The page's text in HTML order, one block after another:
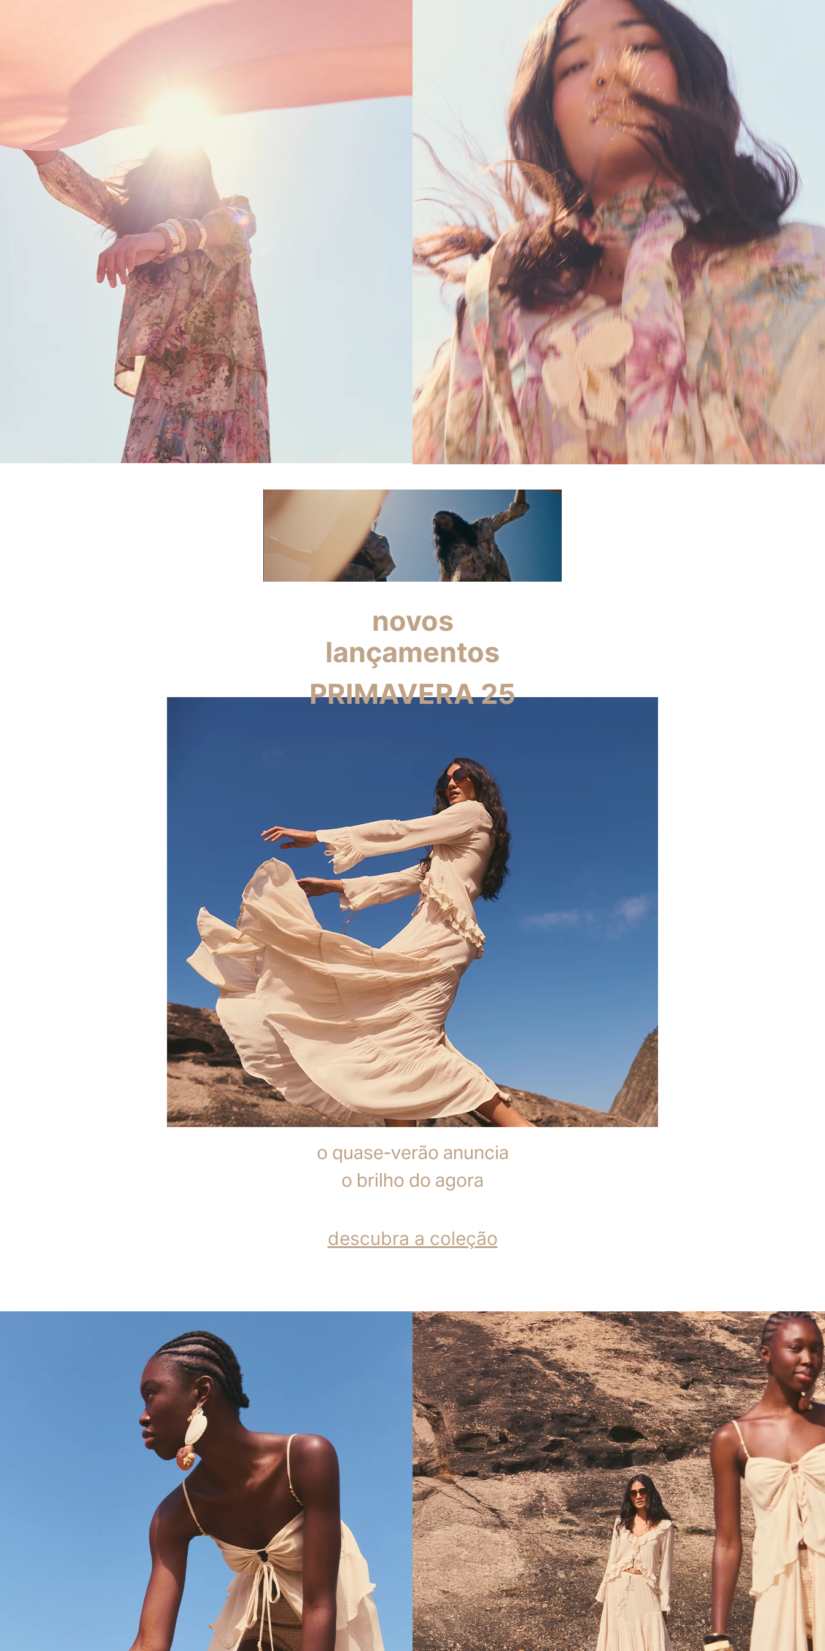
novos
lançamentos
PRIMAVERA 25
o quase-verão anuncia
o brilho do agora
descubra a coleção